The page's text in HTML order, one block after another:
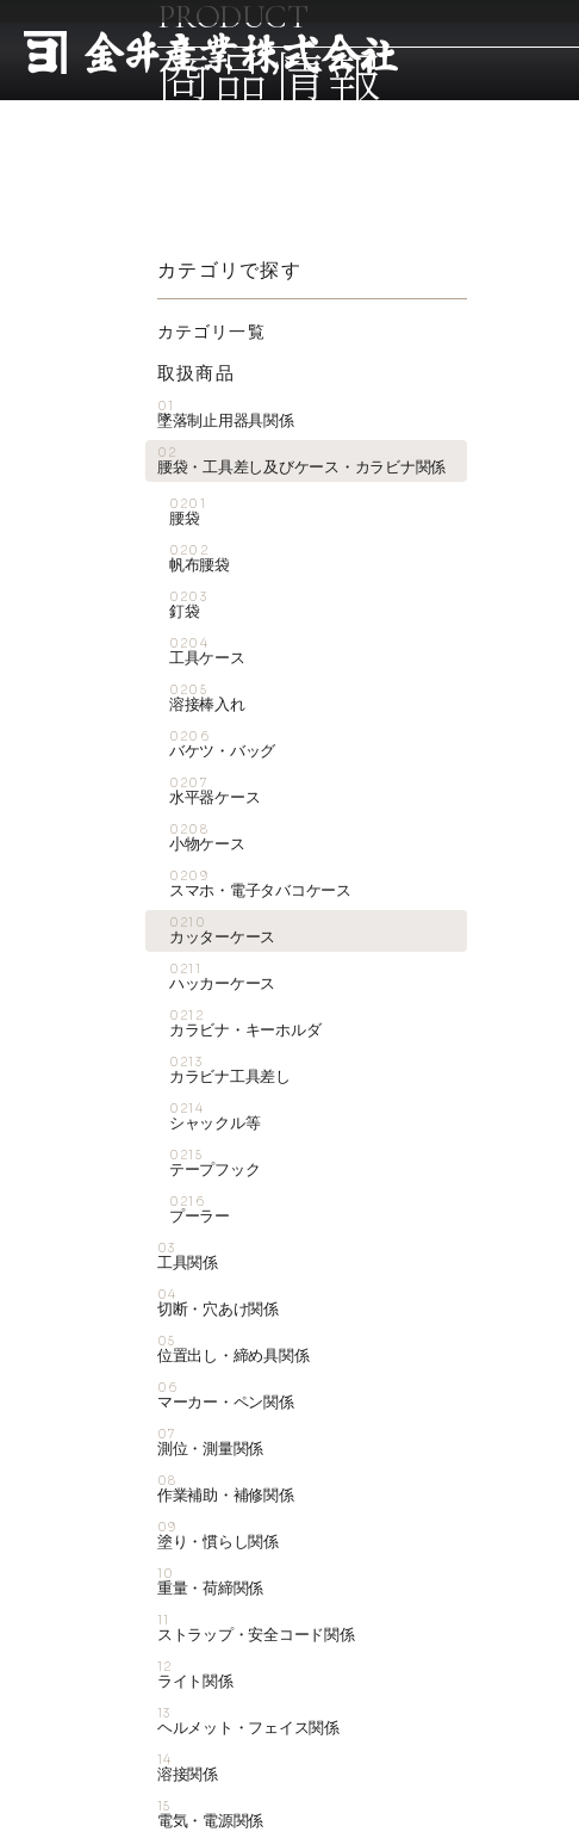
PRODUCT
商品情報
カテゴリで探す
カテゴリ一覧
取扱商品
01
墜落制止用器具関係
02
腰袋・工具差し及びケース・カラビナ関係
0201
腰袋
0202
帆布腰袋
0203
釘袋
0204
工具ケース
0205
溶接棒入れ
0206
バケツ・バッグ
0207
水平器ケース
0208
小物ケース
0209
スマホ・電子タバコケース
0210
カッターケース
0211
ハッカーケース
0212
カラビナ・キーホルダ
0213
カラビナ工具差し
0214
シャックル等
0215
テープフック
0216
プーラー
03
工具関係
04
切断・穴あけ関係
05
位置出し・締め具関係
06
マーカー・ペン関係
07
測位・測量関係
08
作業補助・補修関係
09
塗り・慣らし関係
10
重量・荷締関係
11
ストラップ・安全コード関係
12
ライト関係
13
ヘルメット・フェイス関係
14
溶接関係
15
電気・電源関係